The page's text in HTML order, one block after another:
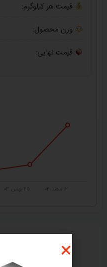
قیمت هر کیلوگرم:
وزن محصول:
قیمت نهایی: